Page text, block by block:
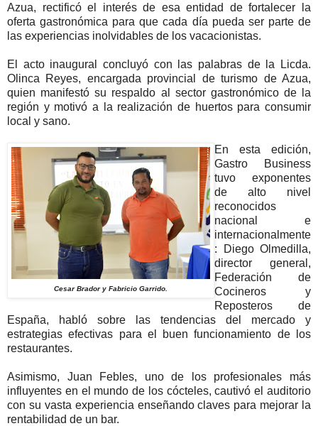
Azua, rectificó el interés de esa entidad de fortalecer la
oferta gastronómica para que cada día pueda ser parte de
las experiencias inolvidables de los vacacionistas.
El acto inaugural concluyó con las palabras de la Licda.
Olinca Reyes, encargada provincial de turismo de Azua,
quien manifestó su respaldo al sector gastronómico de la
región y motivó a la realización de huertos para consumir
local y sano.
Cesar Brador y Fabricio Garrido.
En esta edición,
Gastro Business
tuvo exponentes
de alto nivel
reconocidos
nacional e
internacionalmente
: Diego Olmedilla,
director general,
Federación de
Cocineros y
Reposteros de
España, habló sobre las tendencias del mercado y
estrategias efectivas para el buen funcionamiento de los
restaurantes.
Asimismo, Juan Febles, uno de los profesionales más
influyentes en el mundo de los cócteles, cautivó el auditorio
con su vasta experiencia enseñando claves para mejorar la
rentabilidad de un bar.